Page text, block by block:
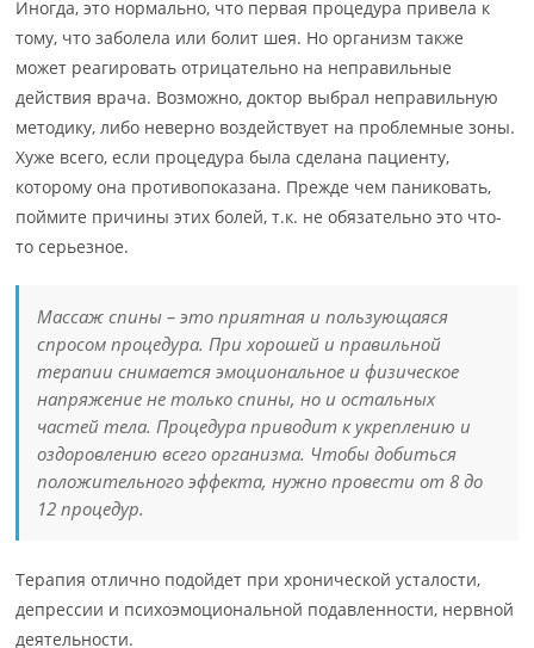
Иногда, это нормально, что первая процедура привела к
тому, что заболела или болит шея. Но организм также
может реагировать отрицательно на неправильные
действия врача. Возможно, доктор выбрал неправильную
методику, либо неверно воздействует на проблемные зоны.
Хуже всего, если процедура была сделана пациенту,
которому она противопоказана. Прежде чем паниковать,
поймите причины этих болей, т.к. не обязательно это что-
то серьезное.
Массаж спины – это приятная и пользующаяся
спросом процедура. При хорошей и правильной
терапии снимается эмоциональное и физическое
напряжение не только спины, но и остальных
частей тела. Процедура приводит к укреплению и
оздоровлению всего организма. Чтобы добиться
положительного эффекта, нужно провести от 8 до
12 процедур.
Терапия отлично подойдет при хронической усталости,
депрессии и психоэмоциональной подавленности, нервной
деятельности.